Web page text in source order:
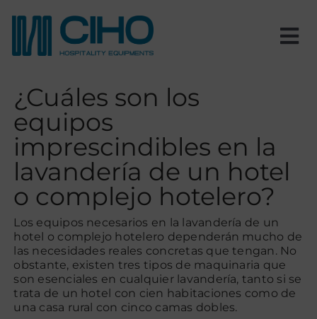
contenido
Nosotros
Productos
Estancias
Proyectos
Blog
¿Cuáles son los
equipos
imprescindibles en la
lavandería de un hotel
o complejo hotelero?
Los equipos necesarios en la lavandería de un
hotel o complejo hotelero dependerán mucho de
las necesidades reales concretas que tengan. No
obstante, existen tres tipos de maquinaria que
son esenciales en cualquier lavandería, tanto si se
trata de un hotel con cien habitaciones como de
una casa rural con cinco camas dobles.